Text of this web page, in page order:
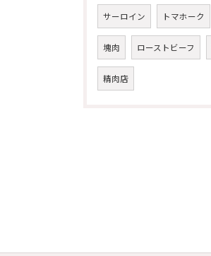
サーロイン トマホーク
塊肉 ローストビーフ
精肉店